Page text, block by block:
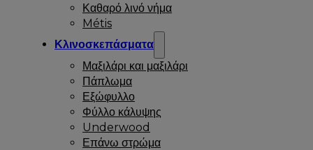
Καθαρό λινό νήμα
Métis
Κλινοσκεπάσματα
Μαξιλάρι και μαξιλάρι
Πάπλωμα
Εξώφυλλο
Φύλλο κάλυψης
Underwood
Επάνω στρώμα